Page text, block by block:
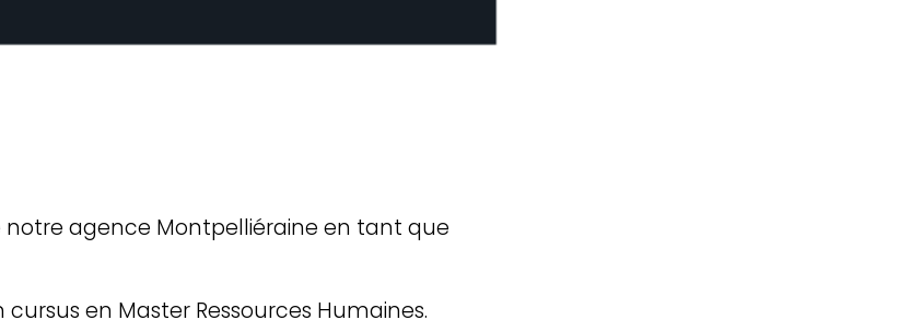
notre agence Montpelliéraine en tant que
en Master Ressources Humaines.